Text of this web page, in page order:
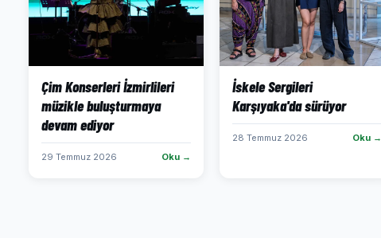
Çim Konserleri İzmirlileri
müzikle buluşturmaya
devam ediyor
29 Temmuz 2026 Oku →
İskele Sergileri
Karşıyaka'da sürüyor
28 Temmuz 2026 Oku →